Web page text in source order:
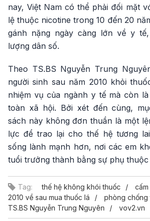
nay, Việt Nam có thể phải đối mặt
lệ thuộc nicotine trong 10 đến 20
gánh nặng ngày càng lớn về y
lượng dân số.
Theo TS.BS Nguyễn Trung
người sinh sau năm 2010 khỏi
nhiệm vụ của ngành y tế mà còn
toàn xã hội. Bởi xét đến cùng,
sách này không đơn thuần là một
lực để trao lại cho thế hệ tương
sống lành mạnh hơn, nơi các em
tuổi trưởng thành bằng sự phụ thuộc
Tag: thế hệ không khói thuốc
2010 về sau mua thuốc lá
phòng chống
TS.BS Nguyễn Trung Nguyên
vov2.vn